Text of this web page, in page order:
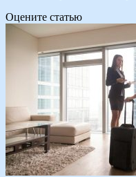
Оцените статью